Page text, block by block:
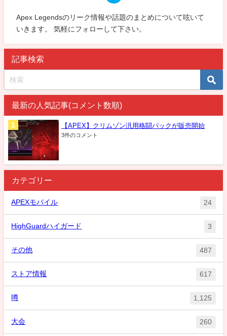
Apex Legendsのリーク情報や話題のまとめについて呟いて
いきます。 気軽にフォローして下さい。
記事検索
最新の人気記事(コメント数順)
【APEX】クリムゾン汎用格闘パックが販売開始
3件のコメント
カテゴリー
APEXモバイル 24
HighGuardハイガード 3
その他 487
ストア情報 617
噂 1,125
大会 260